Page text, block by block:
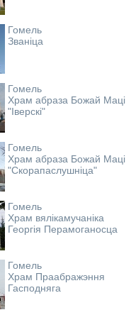
Гомель
Званіца
Гомель
Храм абраза Божай Маці
"Іверскі"
Гомель
Храм абраза Божай Маці
"Скорапаслушніца"
Гомель
Храм вялікамучаніка
Георгія Перамоганосца
Гомель
Храм Праабражэння
Гасподняга